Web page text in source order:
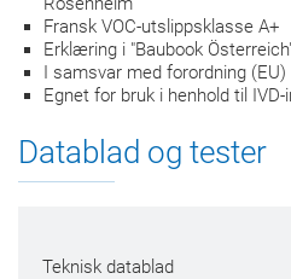
Fransk VOC-utslippsklasse A+
Erklæring i "Baubook
I samsvar med forordning
Egnet for bruk i henhold til
Datablad og tester
Teknisk datablad